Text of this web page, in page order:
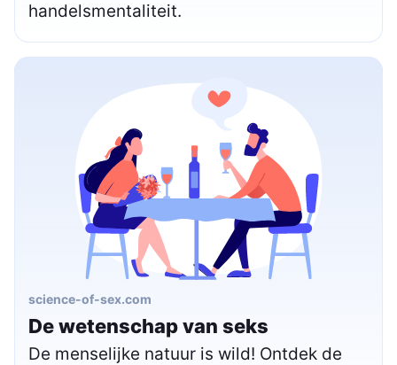
handelsmentaliteit.
science-of-sex.com
De wetenschap van seks
De menselijke natuur is wild! Ontdek de